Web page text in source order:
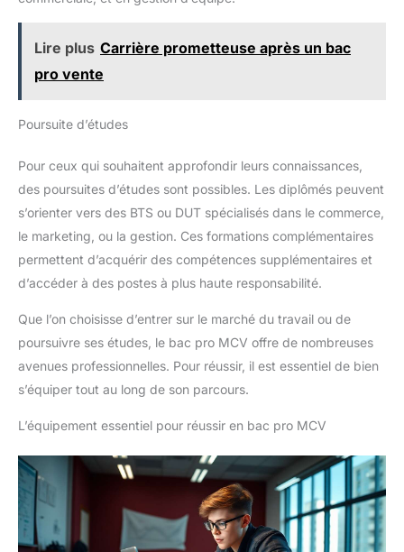
Lire plus Carrière prometteuse après un bac
pro vente
Poursuite d’études
Pour ceux qui souhaitent approfondir leurs connaissances,
des poursuites d’études sont possibles. Les diplômés peuvent
s’orienter vers des BTS ou DUT spécialisés dans le commerce,
le marketing, ou la gestion. Ces formations complémentaires
permettent d’acquérir des compétences supplémentaires et
d’accéder à des postes à plus haute responsabilité.
Que l’on choisisse d’entrer sur le marché du travail ou de
poursuivre ses études, le bac pro MCV offre de nombreuses
avenues professionnelles. Pour réussir, il est essentiel de bien
s’équiper tout au long de son parcours.
L’équipement essentiel pour réussir en bac pro MCV